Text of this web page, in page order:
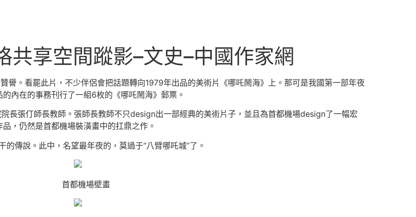
共享空間蹤影–文史–中國作家網
譽。看罷此片，不少伴侶會把話題轉向1979年出品的美術片《哪吒鬧海》上。那可是我國第一部年夜
內在的事務刊行了一組6枚的《哪吒鬧海》郵票。
長張仃師長教師。張師長教師不只design出一部經典的美術片子，並且為首都機場design了一幅宏
，仍然是首都機場裝潢畫中的扛鼎之作。
傳說。此中，名望最年夜的，莫過于“八臂哪吒城”了。
首都機場壁畫